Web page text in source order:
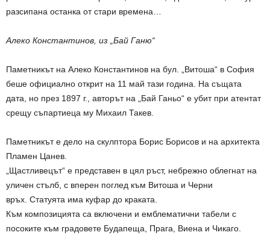
разсипана останка от стари времена…
Алеко Константинов, из „Бай Ганю“
Паметникът на Алеко Константинов на бул. „Витоша“ в София
беше официално открит на 11 май тази година. На същата
дата, но през 1897 г., авторът на „Бай Ганьо“ е убит при атентат
срещу съпартиеца му Михаил Такев.
Паметникът е дело на скулптора Борис Борисов и на архитекта
Пламен Цанев.
„Щастливецът“ е представен в цял ръст, небрежно облегнат на
уличен стълб, с вперен поглед към Витоша и Черни
връх. Статуята има куфар до краката.
Към композицията са включени и емблематични табели с
посоките към градовете Будапеща, Прага, Виена и Чикаго.